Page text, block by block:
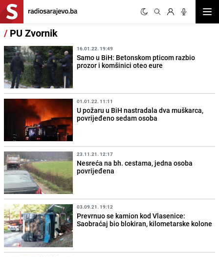
/ PU Zvornik
16.01.22. 19:49
Samo u BiH: Betonskom pticom razbio
prozor i komšinici oteo eure
01.01.22. 11:11
U požaru u BiH nastradala dva muškarca,
povrijeđeno sedam osoba
23.11.21. 12:17
Nesreća na bh. cestama, jedna osoba
povrijeđena
03.09.21. 19:12
Prevrnuo se kamion kod Vlasenice:
Saobraćaj bio blokiran, kilometarske kolone